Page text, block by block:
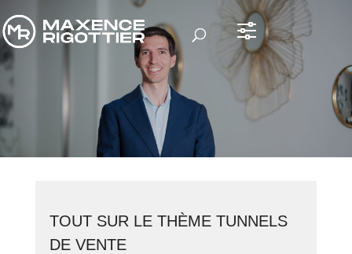
DOSSIER TUNNELS DE
VENTE
TOUT SUR LE THÈME TUNNELS
DE VENTE